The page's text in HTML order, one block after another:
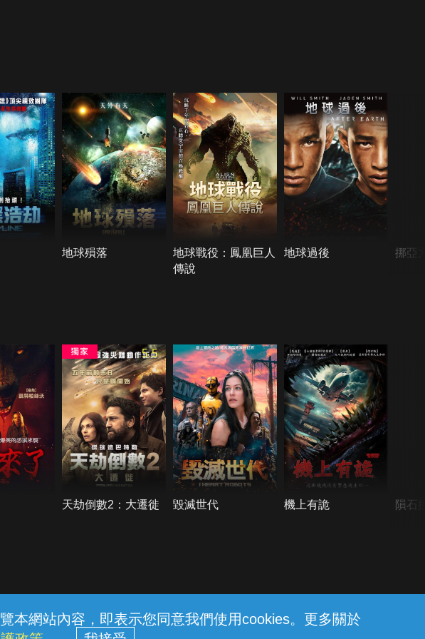
本網站內容，即表示您同意我們使用cookies。更多關於
地球殞落
地球戰役：鳳凰巨人
傳說
地球過後 挪亞
5.5
天劫倒數2：大遷徙 毀滅世代 機上有詭 隕石
隱私權保護